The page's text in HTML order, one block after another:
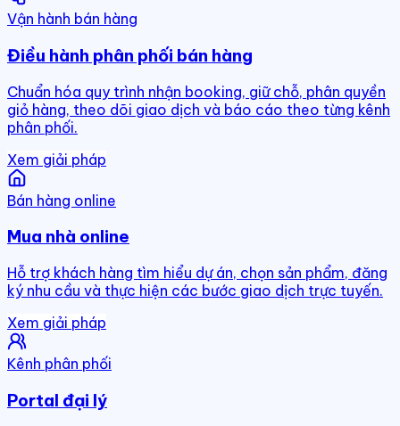
Vận hành bán hàng
Điều hành phân phối bán hàng
Chuẩn hóa quy trình nhận booking, giữ chỗ, phân quyền
giỏ hàng, theo dõi giao dịch và báo cáo theo từng kênh
phân phối.
Xem giải pháp
Bán hàng online
Mua nhà online
Hỗ trợ khách hàng tìm hiểu dự án, chọn sản phẩm, đăng
ký nhu cầu và thực hiện các bước giao dịch trực tuyến.
Xem giải pháp
Kênh phân phối
Portal đại lý